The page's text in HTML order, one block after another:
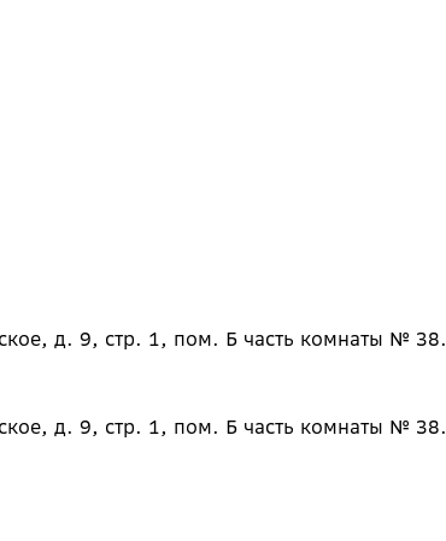
д. 9, стр. 1, пом. Б часть комнаты № 38.
д. 9, стр. 1, пом. Б часть комнаты № 38.